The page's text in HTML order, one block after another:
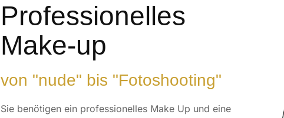
Professionelles
Make-up
von "nude" bis "Fotoshooting"
Sie benötigen ein professionelles Make Up und eine